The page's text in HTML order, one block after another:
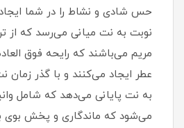
حس شادی و نشاط را در شما
نوبت به نت میانی می‌رسد که از
مریم می‌باشند که رایحه فوق
عطر ایجاد می‌کنند و با گذر زمان
به نت پایانی می‌دهد که شامل
می‌شود که ماندگاری و پخش بوی